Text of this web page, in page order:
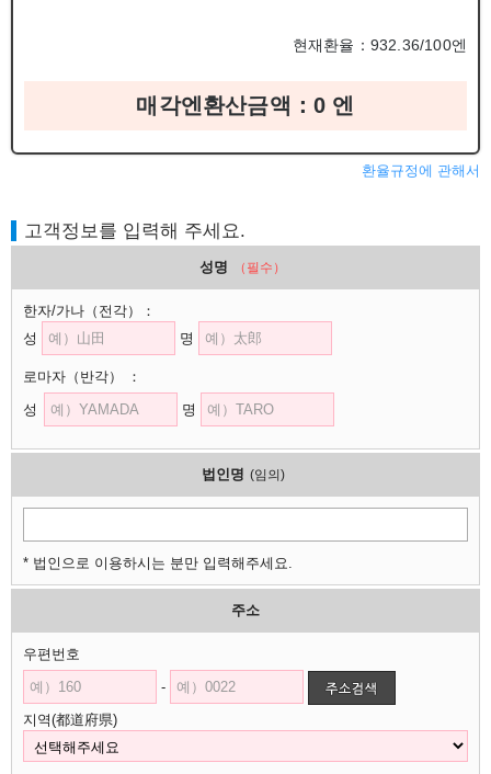
현재환율：932.36/100엔
매각엔환산금액： 0 엔
환율규정에 관해서
고객정보를 입력해 주세요.
성명 （필수）
한자/가나 （전각）
：
성
명
로마자 （반각）
：
성
명
법인명 (임의)
* 법인으로 이용하시는 분만 입력해주세요.
주소
우편번호
-
지역(都道府県)